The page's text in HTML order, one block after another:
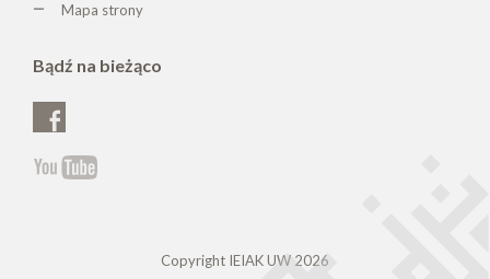
Mapa strony
Bądź na bieżąco
Copyright IEIAK UW 2026